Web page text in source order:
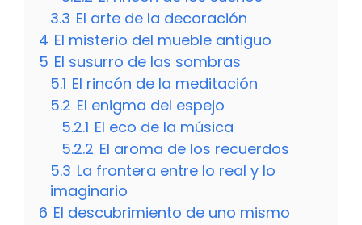
3.3 El arte de la decoración
4 El misterio del mueble antiguo
5 El susurro de las sombras
5.1 El rincón de la meditación
5.2 El enigma del espejo
5.2.1 El eco de la música
5.2.2 El aroma de los recuerdos
5.3 La frontera entre lo real y lo
imaginario
6 El descubrimiento de uno mismo